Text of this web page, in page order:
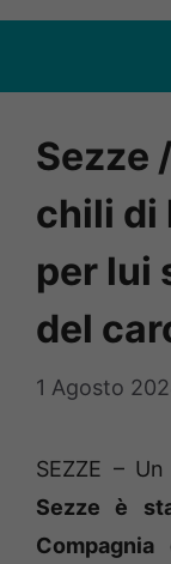
Sezze
chili di
per lui
del
1 Agosto
SEZZE – Un
Sezze è